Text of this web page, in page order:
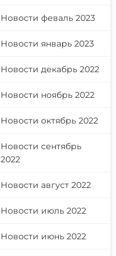
Новости феваль 2023
Новости январь 2023
Новости декабрь 2022
Новости ноябрь 2022
Новости октябрь 2022
Новости сентябрь
2022
Новости август 2022
Новости июль 2022
Новости июнь 2022